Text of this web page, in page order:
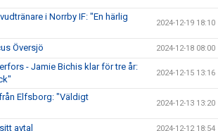
i Norrby IF: "En härlig
2024-12-19 18:10
Översjö 2024-12-18 08:00
- Jamie Bichis klar för tre år:
2024-12-15 13:16
Elfsborg: "Väldigt
2024-12-13 13:20
avtal 2024-12-12 18:54